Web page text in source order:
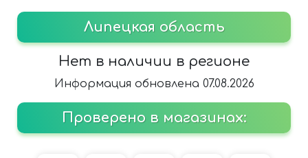
Липецкая область
Нет в наличии в регионе
Информация обновлена 07.08.2026
Проверено в магазинах: